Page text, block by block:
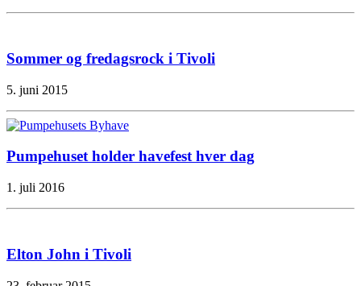
Sommer og fredagsrock i Tivoli
5. juni 2015
Pumpehuset holder havefest hver dag
1. juli 2016
Elton John i Tivoli